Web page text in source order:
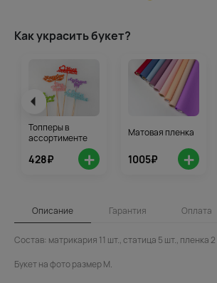
Как украсить букет?
Топперы в
ассортименте
428₽ +
Матовая пленка
1005₽ +
Описание Гарантия Оплата
Состав: матрикария 11 шт., статица 5 шт., пленка
Букет на фото размер M.